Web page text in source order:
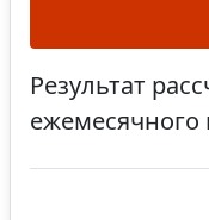
Результат
ежемесячного